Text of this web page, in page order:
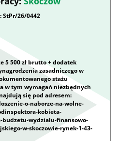
StPr/26/0442
5 500 zł brutto + dodatek
zasadniczego w
stażu
w tym wymagań niezbędnych
się pod adresem:
o-naborze-na-wolne-
kobieta-
budzetu-wydzialu-finansowo-
w-skoczowie-rynek-1-43-